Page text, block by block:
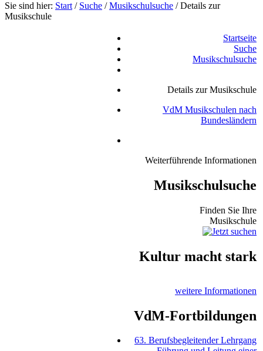
Sie sind hier: Start / Suche /Musikschulsuche /Details zur
Musikschule
Startseite
Suche
Musikschulsuche
Details zur Musikschule
VdM Musikschulen nach
Bundesländern
Weiterführende Informationen
Musikschulsuche
Finden Sie Ihre
Musikschule
Kultur macht stark
weitere Informationen
VdM-Fortbildungen
63. Berufsbegleitender Lehrgang